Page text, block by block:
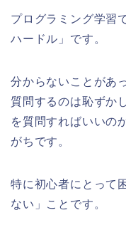
プログラミング学習
ハードル」です。
分からないことがあ
質問するのは恥ずか
を質問すればいいの
がちです。
特に初心者にとって
ない」ことです。